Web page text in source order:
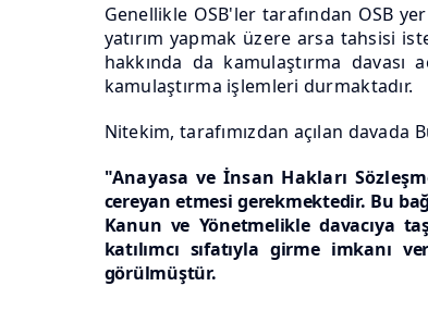
Genellikle OSB'ler tarafından OSB
yatırım yapmak üzere arsa tahsisi
hakkında da kamulaştırma
kamulaştırma işlemleri durmaktadır.
Nitekim, tarafımızdan açılan davada
"Anayasa ve İnsan Hakları
cereyan etmesi gerekmektedir. Bu
Kanun ve Yönetmelikle davacıya
katılımcı sıfatıyla girme imkanı
görülmüştür.